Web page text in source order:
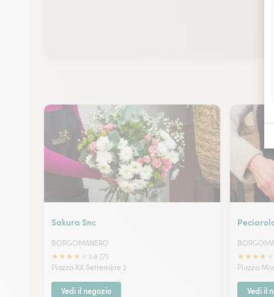
Sakura Snc
BORGOMANERO
★★★★
3.6 (7)
Piazza XX Settembre 2
Vedi il negozio
★★★★
Piazza
Vedi il